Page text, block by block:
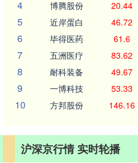
4 博腾股份 20.44
5 近岸蛋白 46.72
6 毕得医药 61.6
7 五洲医疗 83.62
8 耐科装备 49.67
9 一博科技 53.33
10 方邦股份 146.16
沪深京行情 实时轮播